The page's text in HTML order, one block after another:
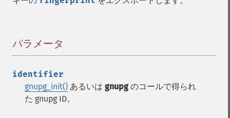
パラメータ
identifier
gnupg_init() あるいは gnupgのコールで得られ
た gnupg ID。